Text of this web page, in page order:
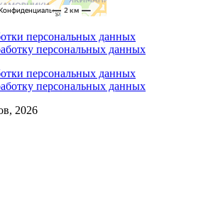
персональных данных
персональных данных
персональных данных
персональных данных
2026